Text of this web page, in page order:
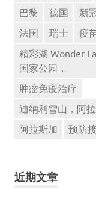
巴黎
德国 新
法国
瑞士
疫
精彩湖 Wonder
国家公园，
肿瘤免疫治疗
迪纳利雪山，阿
阿拉斯加
预防
近期文章